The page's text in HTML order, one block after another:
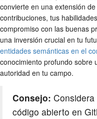
convierte en una extensión
contribuciones, tus
compromiso con las buenas
una inversión crucial en tu
entidades semánticas en el
conocimiento profundo sobre
autoridad en tu campo.
Consejo:
código abierto en